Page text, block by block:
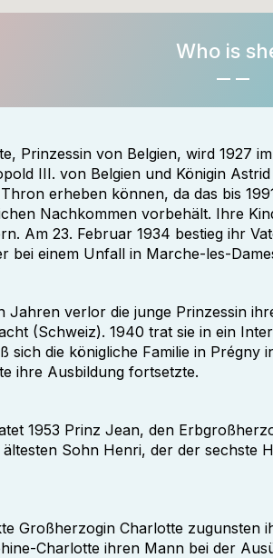
Who is
Prinzessin von Belgien, wird 1927
III. von Belgien und Königin
erheben können, da das bis
Nachkommen vorbehält. Ihre
Am 23. Februar 1934 bestieg ihr
bei einem Unfall in Marche-les-
Jahren verlor die junge Prinzessin
(Schweiz). 1940 trat sie in ein
sich die königliche Familie in
ihre Ausbildung fortsetzte.
1953 Prinz Jean, den
Sohn Henri, der der sechste
Großherzogin Charlotte zugunsten
Charlotte ihren Mann bei der